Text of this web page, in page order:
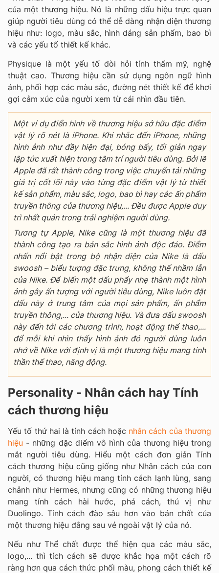
của một thương hiệu. Nó là những dấu hiệu trực quan
giúp người tiêu dùng có thể dễ dàng nhận diện thương
hiệu như: logo, màu sắc, hình dáng sản phẩm, bao bì
và các yếu tố thiết kế khác.
Physique là một yếu tố đòi hỏi tính thẩm mỹ, nghệ
thuật cao. Thương hiệu cần sử dụng ngôn ngữ hình
ảnh, phối hợp các màu sắc, đường nét thiết kế để khơi
gợi cảm xúc của người xem từ cái nhìn đầu tiên.
Một ví dụ điển hình về thương hiệu sở hữu đặc điểm
vật lý rõ nét là iPhone. Khi nhắc đến iPhone, những
hình ảnh như đầy hiện đại, bóng bẩy, tối giản ngay
lập tức xuất hiện trong tâm trí người tiêu dùng. Bởi lẽ
Apple đã rất thành công trong việc chuyển tải những
giá trị cốt lõi này vào từng đặc điểm vật lý từ thiết
kế sản phẩm, màu sắc, logo, bao bì hay các ấn phẩm
truyền thông của thương hiệu,... Đều được Apple duy
trì nhất quán trong trải nghiệm người dùng.
Tương tự Apple, Nike cũng là một thương hiệu đã
thành công tạo ra bản sắc hình ảnh độc đáo. Điểm
nhấn nổi bật trong bộ nhận diện của Nike là dấu
swoosh – biểu tượng đặc trưng, không thể nhầm lẫn
của Nike. Để biến một dấu phẩy nhẹ thành một hình
ảnh gây ấn tượng với người tiêu dùng, Nike luôn đặt
dấu này ở trung tâm của mọi sản phẩm, ấn phẩm
truyền thông,... của thương hiệu. Và đưa dấu swoosh
này đến tới các chương trình, hoạt động thể thao,...
để mỗi khi nhìn thấy hình ảnh đó người dùng luôn
nhớ về Nike với định vị là một thương hiệu mang tinh
thần thể thao, năng động.
Personality - Nhân cách hay Tính
cách thương hiệu
Yếu tố thứ hai là tính cách hoặc nhân cách của thương
hiệu - những đặc điểm vô hình của thương hiệu trong
mắt người tiêu dùng. Hiểu một cách đơn giản Tính
cách thương hiệu cũng giống như Nhân cách của con
người, có thương hiệu mang tính cách lạnh lùng, sang
chảnh như Hermes, nhưng cũng có những thương hiệu
mang tính cách hài hước, phá cách, thú vị như
Duolingo. Tính cách đào sâu hơn vào bản chất của
một thương hiệu đằng sau vẻ ngoài vật lý của nó.
Nếu như Thể chất được thể hiện qua các màu sắc,
logo,... thì tích cách sẽ được khắc họa một cách rõ
ràng hơn qua cách thức phối màu, phong cách thiết kế